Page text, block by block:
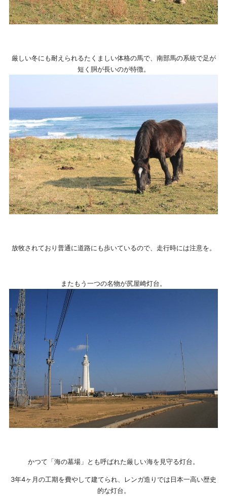
厳しい冬にも耐えられるたくましい体格の馬で、南部馬の系統で足が
短く胴が長いのが特徴。
放牧されており普通に道路にも歩いているので、走行時には注意を。
またもう一つの名物が尻屋崎灯台。
かつて「海の墓場」とも呼ばれた厳しい海を見守る灯台。
3年4ヶ月の工期を費やして建てられ、レンガ造りでは日本一高い歴史
的な灯台。